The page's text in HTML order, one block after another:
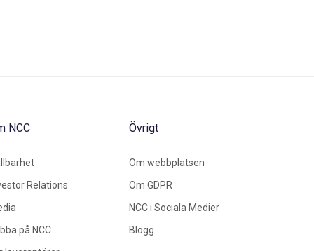
NCC
Relations
på NCC
Övrigt
Om webbplatsen
Om GDPR
NCC i Sociala Medier
Blogg